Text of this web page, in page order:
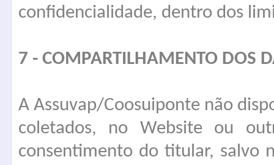
confidencialidade, dentro dos
7 - COMPARTILHAMENTO DOS
A Assuvap/Coosuiponte não
coletados, no Website ou
consentimento do titular, salvo